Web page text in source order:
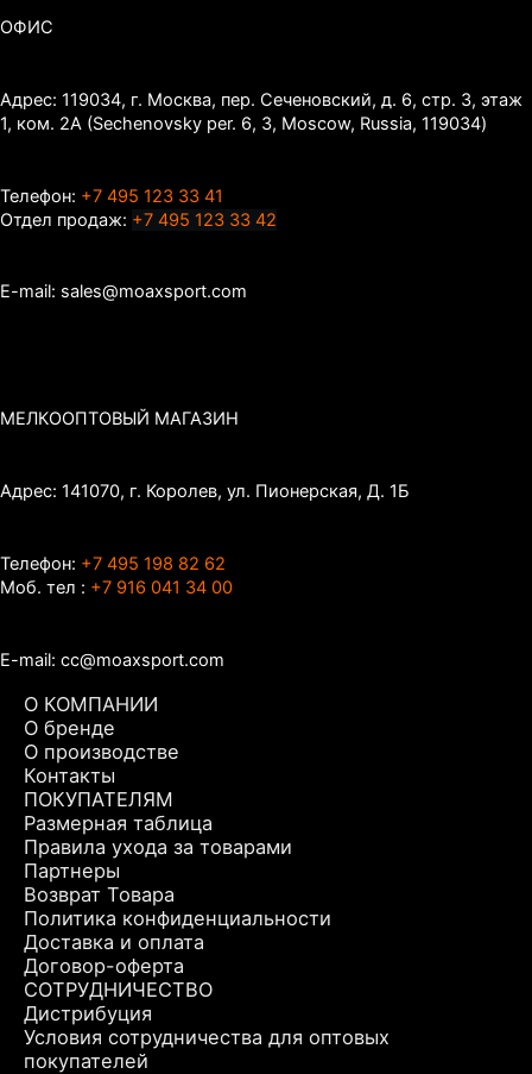
ОФИС
Адрес: 119034, г. Москва, пер. Сеченовский, д. 6, стр. 3, этаж
1, ком. 2А (Sechenovsky per. 6, 3, Moscow, Russia, 119034)
Телефон: +7 495 123 33 41
Отдел продаж: +7 495 123 33 42
E-mail: sales@moaxsport.com
МЕЛКООПТОВЫЙ МАГАЗИН
Адрес: 141070, г. Королев, ул. Пионерская, Д. 1Б
Телефон: +7 495 198 82 62
Моб. тел : +7 916 041 34 00
E-mail: cc@moaxsport.com
О КОМПАНИИ
О бренде
О производстве
Контакты
ПОКУПАТЕЛЯМ
Размерная таблица
Правила ухода за товарами
Партнеры
Возврат Товара
Политика конфиденциальности
Доставка и оплата
Договор-оферта
СОТРУДНИЧЕСТВО
Дистрибуция
Условия сотрудничества для оптовых
покупателей